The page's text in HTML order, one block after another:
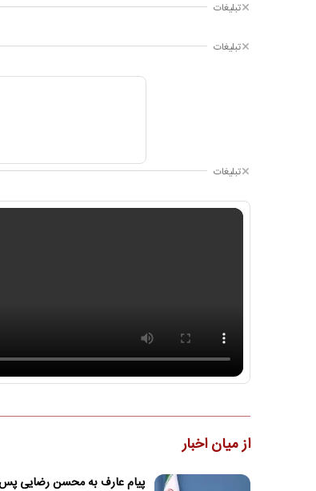
تبلیغات
تبلیغات
تبلیغات
از میان اخبار
پیام عارف به محسن رضایی